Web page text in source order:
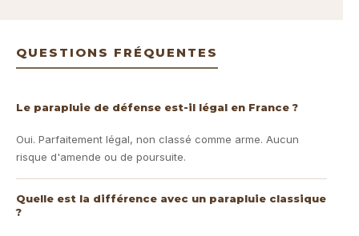
QUESTIONS FRÉQUENTES
Le parapluie de défense est-il légal en France ?
Oui. Parfaitement légal, non classé comme arme. Aucun
risque d'amende ou de poursuite.
Quelle est la différence avec un parapluie classique
?